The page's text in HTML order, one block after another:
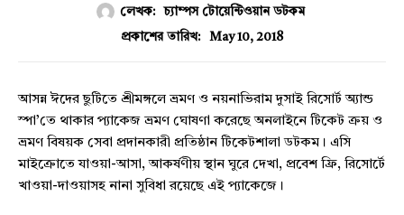
লেখক:
চ্যাম্পস টোয়েন্টিওয়ান ডটকম
প্রকাশের তারিখ:
May 10, 2018
আসন্ন ঈদের ছুটিতে শ্রীমঙ্গলে ভ্রমণ ও নয়নাভিরাম দুসাই রিসোর্ট অ্যান্ড
স্পা’তে থাকার প্যাকেজ ভ্রমণ ঘোষণা করেছে অনলাইনে টিকেট ক্রয় ও
ভ্রমণ বিষয়ক সেবা প্রদানকারী প্রতিষ্ঠান টিকেটশালা ডটকম। এসি
মাইক্রোতে যাওয়া-আসা, আকর্ষণীয় স্থান ঘুরে দেখা, প্রবেশ ফ্রি, রিসোর্টে
খাওয়া-দাওয়াসহ নানা সুবিধা রয়েছে এই প্যাকেজে।